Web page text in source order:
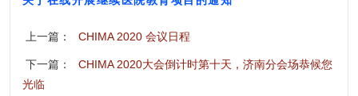
上一篇： CHIMA 2020 会议日程
下一篇：
CHIMA 2020大会倒计时第十天，济南分会场恭候您
光临